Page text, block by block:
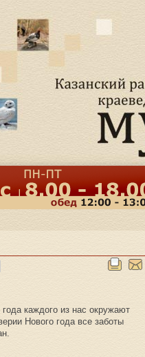
каждого из нас окружают
Нового года все заботы